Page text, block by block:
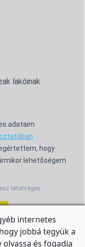
lakóinak
adataim
hogy
lehetőségem
lehetséges.
internetes
jobbá tegyük a
és fogadja